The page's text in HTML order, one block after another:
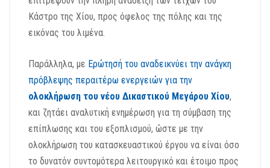
Κάστρο της Χίου, προς όφελος της πόλης και της
εικόνας του λιμένα.
Παράλληλα, με Ερώτησή του αναδεικνύει την ανάγκη
πρόβλεψης περαιτέρω ενεργειών για την
ολοκλήρωση του νέου Δικαστικού Μεγάρου Χίου,
και ζητάει αναλυτική ενημέρωση για τη σύμβαση της
επίπλωσης και του εξοπλισμού, ώστε με την
ολοκλήρωση του κατασκευαστικού έργου να είναι όσο
το δυνατόν συντομότερα λειτουργικό και έτοιμο προς